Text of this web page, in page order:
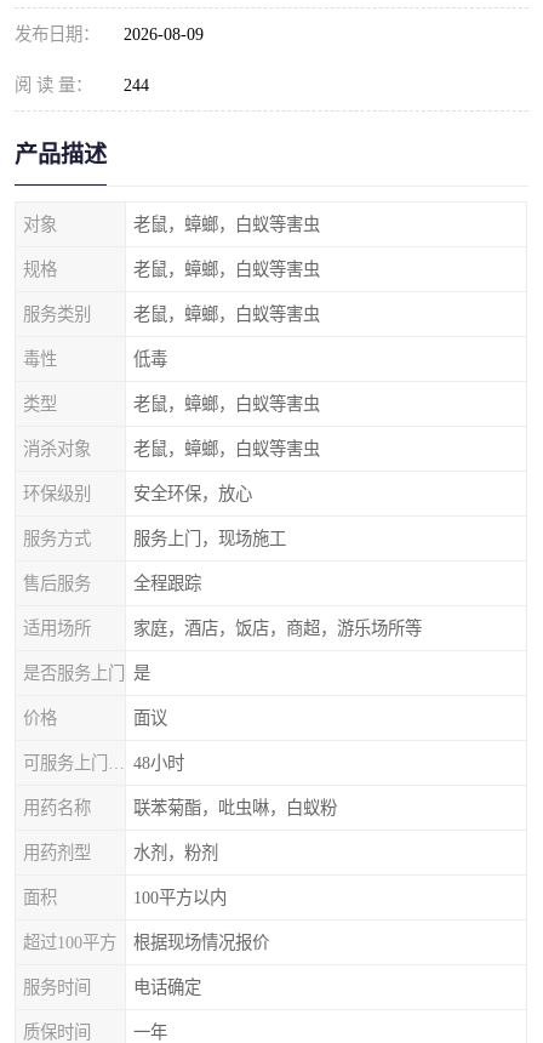
发布日期： 2026-08-09
阅 读 量： 244
产品描述
对象 老鼠，蟑螂，白蚁等害虫
规格 老鼠，蟑螂，白蚁等害虫
服务类别 老鼠，蟑螂，白蚁等害虫
毒性 低毒
类型 老鼠，蟑螂，白蚁等害虫
消杀对象 老鼠，蟑螂，白蚁等害虫
环保级别 安全环保，放心
服务方式 服务上门，现场施工
售后服务 全程跟踪
适用场所 家庭，酒店，饭店，商超，游乐场所等
是否服务上门 是
价格 面议
48小时
用药名称 联苯菊酯，吡虫啉，白蚁粉
用药剂型 水剂，粉剂
面积 100平方以内
超过100平方 根据现场情况报价
服务时间 电话确定
质保时间 一年